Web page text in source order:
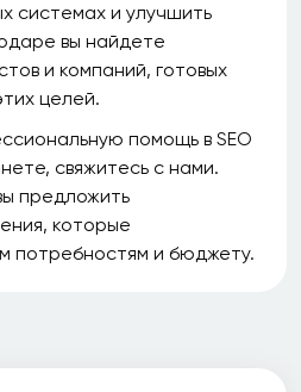
системах и улучшить
вы найдете
и компаний, готовых
целей.
помощь в SEO
свяжитесь с нами.
предложить
которые
потребностям и бюджету.